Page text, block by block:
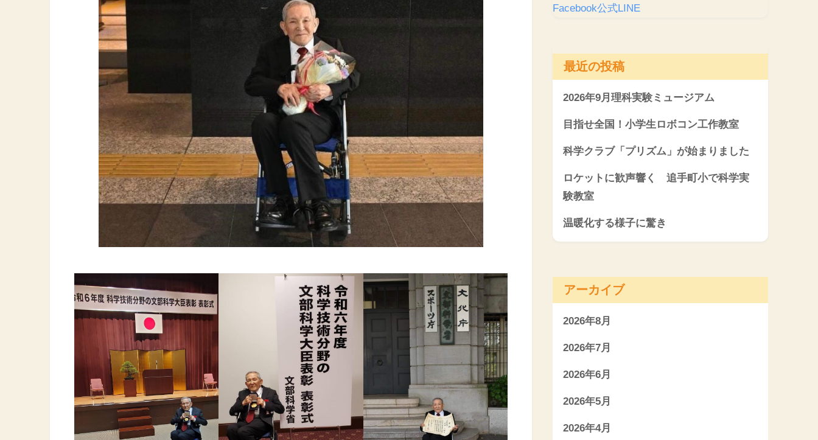
Facebook公式LINE
最近の投稿
2026年9月理科実験ミュージアム
目指せ全国！小学生ロボコン工作教室
科学クラブ「プリズム」が始まりました
ロケットに歓声響く 追手町小で科学実
験教室
温暖化する様子に驚き
アーカイブ
2026年8月
2026年7月
2026年6月
2026年5月
2026年4月